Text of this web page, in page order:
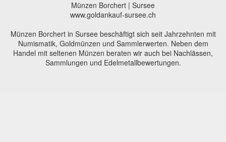
Münzen Borchert | Sursee
www.goldankauf-sursee.ch
Münzen Borchert in Sursee beschäftigt sich seit Jahrzehnten mit
Numismatik, Goldmünzen und Sammlerwerten. Neben dem
Handel mit seltenen Münzen beraten wir auch bei Nachlässen,
Sammlungen und Edelmetallbewertungen.